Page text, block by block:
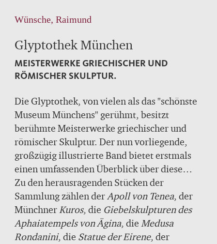
Wünsche, Raimund
Glyptothek München
MEISTERWERKE GRIECHISCHER UND
RÖMISCHER SKULPTUR.
Die Glyptothek, von vielen als das "schönste
Museum Münchens" gerühmt, besitzt
berühmte Meisterwerke griechischer und
römischer Skulptur. Der nun vorliegende,
großzügig illustrierte Band bietet erstmals
einen umfassenden Überblick über diese
einzigartige Sammlung, die von König
Ludwig I. begründet und vor 175 Jahren
eröffnet wurde. Die Sammlung griechischer
und römischer Bildwerke in der Glyptothek
führt durch die Geschichte der antiken
Zu den herausragenden Stücken der
Sammlung zählen derApoll von Tenea, der
MünchnerKuros, die Giebelskulpturen des
Aphaiatempels von Ägina, die Medusa
Rondanini, die Statue der Eirene, der